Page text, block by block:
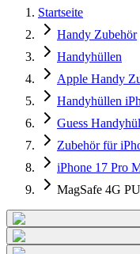
Startseite
Handy Zubehör
Handyhüllen
Apple Handy
Handyhüllen
Guess
Zubehör für
iPhone 17 Pro
MagSafe 4G